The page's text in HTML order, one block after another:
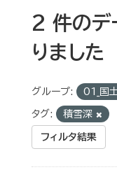
2 件のデ
りました
グループ: 01_国
タグ: 積雪深
フィルタ結果